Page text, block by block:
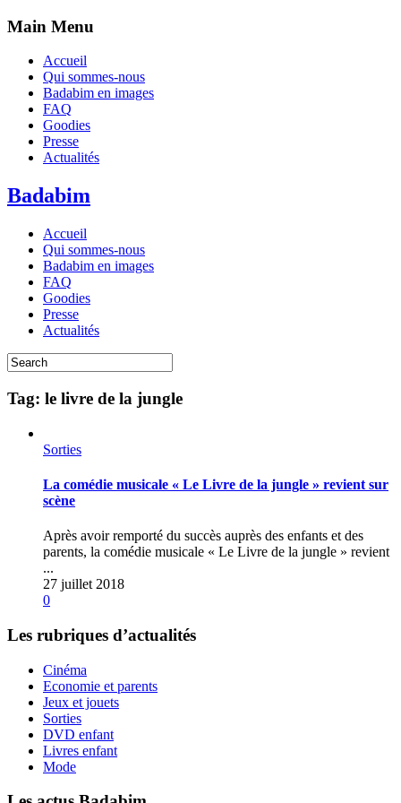
Main Menu
Accueil
Qui sommes-nous
Badabim en images
FAQ
Goodies
Presse
Actualités
Badabim
Accueil
Qui sommes-nous
Badabim en images
FAQ
Goodies
Presse
Actualités
Tag: le livre de la jungle
Sorties
La comédie musicale « Le Livre de la jungle » revient sur
scène
Après avoir remporté du succès auprès des enfants et des
parents, la comédie musicale « Le Livre de la jungle » revient
...
27 juillet 2018
0
Les rubriques d’actualités
Cinéma
Economie et parents
Jeux et jouets
Sorties
DVD enfant
Livres enfant
Mode